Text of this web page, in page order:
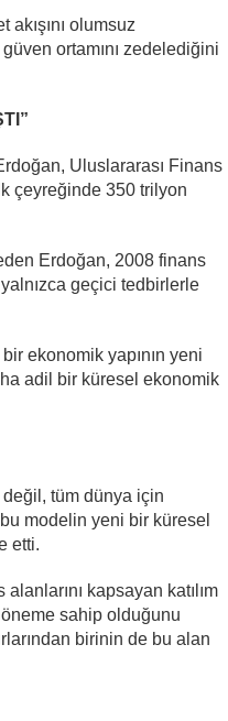
olumsuz
ortamını zedelediğini
Uluslararası Finans
çeyreğinde 350 trilyon
Erdoğan, 2008 finans
geçici tedbirlerle
ekonomik yapının yeni
adil bir küresel ekonomik
değil, tüm dünya için
modelin yeni bir küresel
etti.
kapsayan katılım
sahip olduğunu
birinin de bu alan